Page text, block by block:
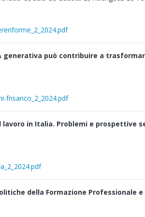
generativa può contribuire a
frisanco_2_2024.pdf
in Italia. Problemi e prospettive
della Formazione Professionale